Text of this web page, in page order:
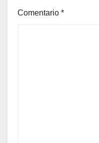
Comentario *